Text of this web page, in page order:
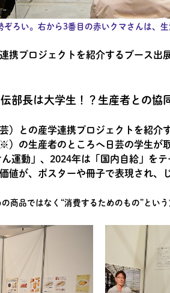
ろい。右から3番目の赤いクマさんは、
携プロジェクトを紹介するブース出
部長は大学生！？生産者との協
）との産学連携プロジェクトを紹介
）の生産者のところへ日芸の学生が
運動」、2024年は「国内自給」を
値が、ポスターや冊子で表現され、
商品ではなく“消費するためのもの”とい